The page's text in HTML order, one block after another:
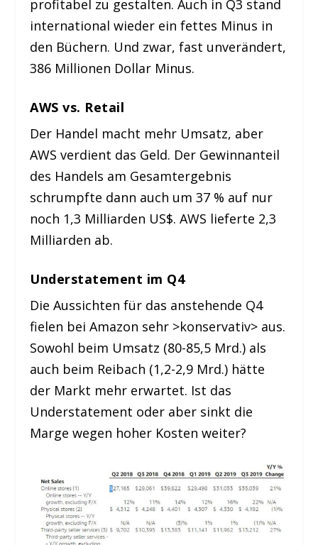
profitabel zu gestalten. Auch in Q3 stand
international wieder ein fettes Minus in
den Büchern. Und zwar, fast unverändert,
386 Millionen Dollar Minus.
AWS vs. Retail
Der Handel macht mehr Umsatz, aber
AWS verdient das Geld. Der Gewinnanteil
des Handels am Gesamtergebnis
schrumpfte dann auch um 37 % auf nur
noch 1,3 Milliarden US$. AWS lieferte 2,3
Milliarden ab.
Understatement im Q4
Die Aussichten für das anstehende Q4
fielen bei Amazon sehr >konservativ> aus.
Sowohl beim Umsatz (80-85,5 Mrd.) als
auch beim Reibach (1,2-2,9 Mrd.) hätte
der Markt mehr erwartet. Ist das
Understatement oder aber sinkt die
Marge wegen hoher Kosten weiter?